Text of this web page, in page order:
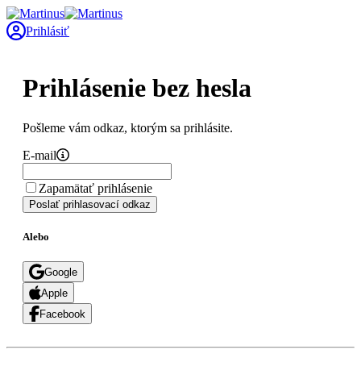
Prihlásiť
Prihlásenie bez hesla
Pošleme vám odkaz, ktorým sa prihlásite.
E-mail
Zapamätať prihlásenie
Poslať prihlasovací odkaz
Alebo
Google
Apple
Facebook